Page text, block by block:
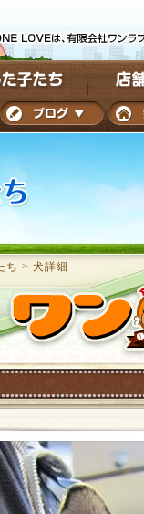
ち > 犬詳細